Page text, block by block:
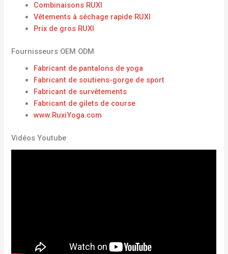
Combinaisons RUXI
Vêtements à séchage rapide RUXI
Prix ​​de gros RUXI
Fournisseurs OEM ODM
Fabricant de pantalons de yoga
Fabricant de soutiens-gorge de sport
Fabricant de survêtements
Fabricant de gilets de course
www.RuxiYoga.com
Vidéos Youtube